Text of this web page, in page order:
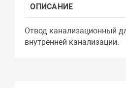
ОПИСАНИЕ
Отвод канализационный
внутренней канализации.